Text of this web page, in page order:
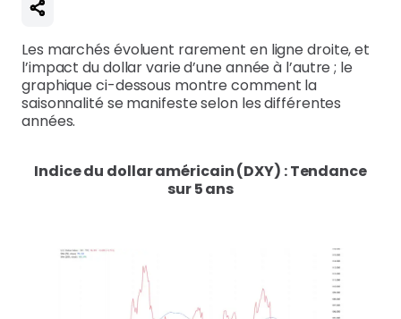
Les marchés évoluent rarement en ligne droite, et
l’impact du dollar varie d’une année à l’autre ; le
graphique ci-dessous montre comment la
saisonnalité se manifeste selon les différentes
années.
Indice du dollar américain (DXY) : Tendance
sur 5ans